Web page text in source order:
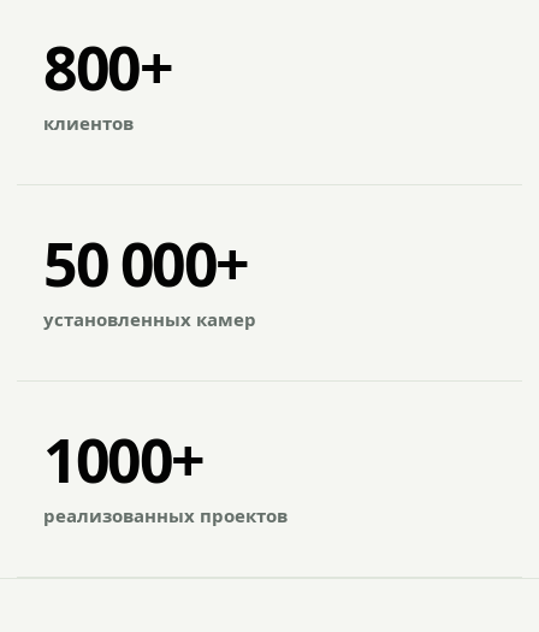
800+
клиентов
50 000+
установленных камер
1000+
реализованных проектов